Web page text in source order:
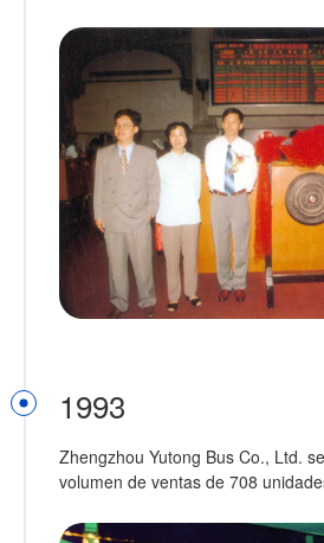
1993
Zhengzhou Yutong Bus Co., Ltd.
volumen de ventas de 708